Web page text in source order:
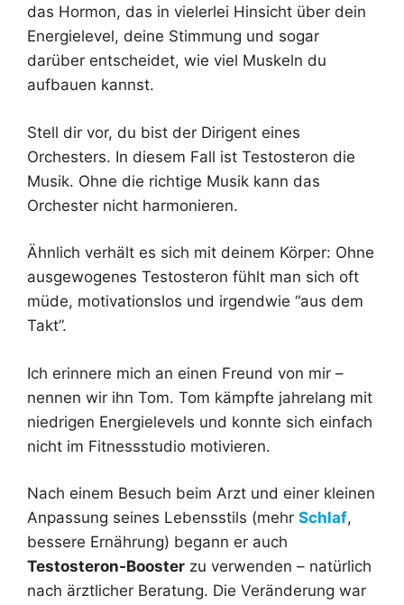
das Hormon, das in vielerlei Hinsicht über dein
Energielevel, deine Stimmung und sogar
darüber entscheidet, wie viel Muskeln du
aufbauen kannst.
Stell dir vor, du bist der Dirigent eines
Orchesters. In diesem Fall ist Testosteron die
Musik. Ohne die richtige Musik kann das
Orchester nicht harmonieren.
Ähnlich verhält es sich mit deinem Körper: Ohne
ausgewogenes Testosteron fühlt man sich oft
müde, motivationslos und irgendwie “aus dem
Takt”.
Ich erinnere mich an einen Freund von mir –
nennen wir ihn Tom. Tom kämpfte jahrelang mit
niedrigen Energielevels und konnte sich einfach
nicht im Fitnessstudio motivieren.
Nach einem Besuch beim Arzt und einer kleinen
Anpassung seines Lebensstils (mehr Schlaf,
bessere Ernährung) begann er auch
Testosteron-Booster zu verwenden – natürlich
nach ärztlicher Beratung. Die Veränderung war